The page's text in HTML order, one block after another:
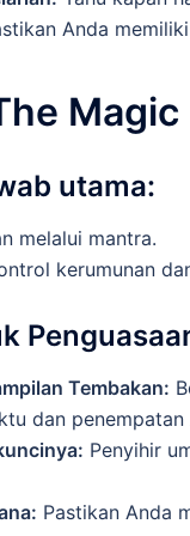
Anda
Magic
utama:
melalui mantra.
kerumunan
Tembakan:
dan
Penyihir
Pastikan Anda